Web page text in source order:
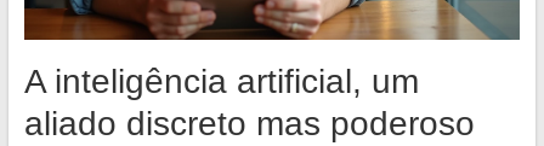
A inteligência artificial, um
aliado discreto mas poderoso